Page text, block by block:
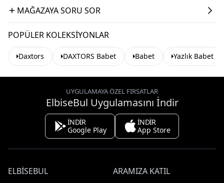
MAĞAZAYA SORU SOR
POPÜLER KOLEKSIYONLAR
Daxtors DAXTORS Babet Babet Yazlık Babet
UYGULAMAYA ÖZEL FIRSATLAR
ElbiseBul Uygulamasını İndir
İNDİR
Google Play
İNDİR
App Store
ELBISEBUL
ARAMIZA KATIL